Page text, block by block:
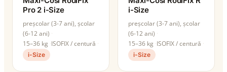
Pro 2 i-Size
preșcolar (3-7 ani), școlar
(6-12 ani)
15–36 kg ISOFIX / centură
i-Size
i-Size
preșcolar (3-7 ani), școlar
(6-12 ani)
15–36 kg ISOFIX / centură
i-Size